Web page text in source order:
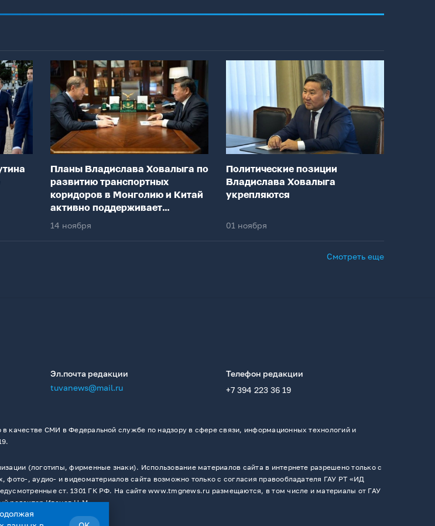
Планы Владислава Ховалыга по
развитию транспортных
коридоров в Монголию и Китай
активно поддерживает
федеральный центр
14 ноября
Политические позиции
Владислава Ховалыга
укрепляются
01 ноября
Смотреть еще
Эл.почта редакции
tuvanews@mail.ru
Телефон редакции
+7 394 223 36 19
качестве СМИ в Федеральной службе по надзору в сфере связи, информационных технологий и
(логотипы, фирменные знаки). Использование материалов сайта в интернете разрешено только с
, аудио- и видеоматериалов сайта возможно только с согласия правообладателя ГАУ РТ «ИД
ст. 1301 ГК РФ. На сайте www.tmgnews.ru размещаются, в том числе и материалы от ГАУ
редактор Иванов Н.М.